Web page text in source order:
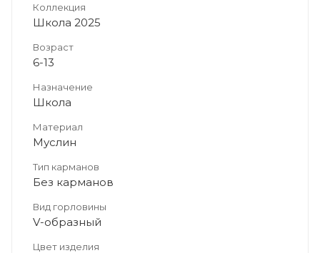
Коллекция
Школа 2025
Возраст
6-13
Назначение
Школа
Материал
Муслин
Тип карманов
Без карманов
Вид горловины
V-образный
Цвет изделия